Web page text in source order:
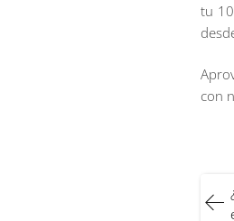
tu
con
de